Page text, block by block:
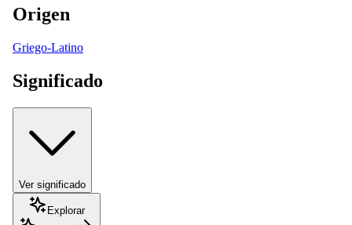
Origen
Griego-Latino
Significado
Ver significado
Explorar